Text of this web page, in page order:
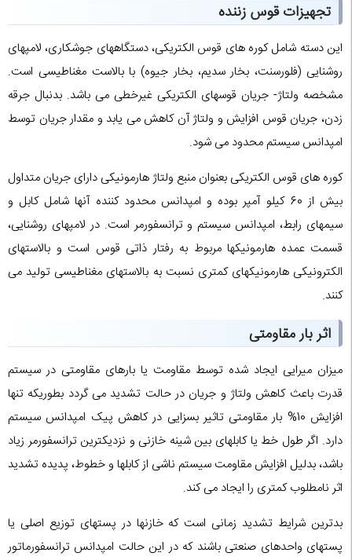
تجهیزات قوس زننده
این دسته شامل کوره های قوس الکتریکی، دستگاههای جوشکاری، لامپهای
روشنایی (فلورسنت، بخار سدیم، بخار جیوه) با بالاست مغناطیسی است.
مشخصه ولتاژ- جریان قوسهای الکتریکی غیرخطی می باشد. بدنبال جرقه
زدن، جریان قوس افزایش و ولتاژ آن کاهش می یابد و مقدار جریان توسط
امپدانس سیستم محدود می شود.
کوره های قوس الکتریکی بعنوان منبع ولتاژ هارمونیکی دارای جریان متداول
بیش از 60 کیلو آمپر بوده و امپدانس محدود کننده آنها شامل کابل و
سیمهای رابط، امپدانس سیستم و ترانسفورمر است. در لامپهای روشنایی،
قسمت عمده هارمونیکها مربوط به رفتار ذاتی قوس است و بالاستهای
الکترونیکی هارمونیکهای کمتری نسبت به بالاستهای مغناطیسی تولید می
کنند.
اثر بار مقاومتی
میزان میرایی ایجاد شده توسط مقاومت یا بارهای مقاومتی در سیستم
قدرت باعث کاهش ولتاژ و جریان در حالت تشدید می گردد بطوریکه تنها
افزایش 10% بار مقاومتی تاثیر بسزایی در کاهش پیک امپدانس سیستم
دارد. اگر طول خط یا کابلهای بین شینه خازنی و نزدیکترین ترانسفورمر زیاد
باشد، بدلیل افزایش مقاومت سیستم ناشی از کابلها و خطوط، پدیده تشدید
اثر نامطلوب کمتری را ایجاد می کند.
بدترین شرایط تشدید زمانی است که خازنها در پستهای توزیع اصلی یا
پستهای واحدهای صنعتی باشند که در این حالت امپدانس ترانسفورماتور